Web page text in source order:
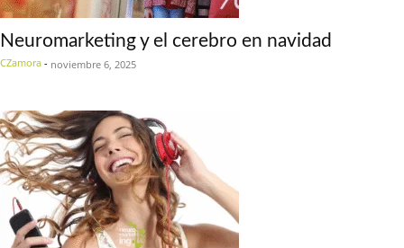
Neuromarketing y el cerebro en navidad
CZamora - noviembre 6, 2025